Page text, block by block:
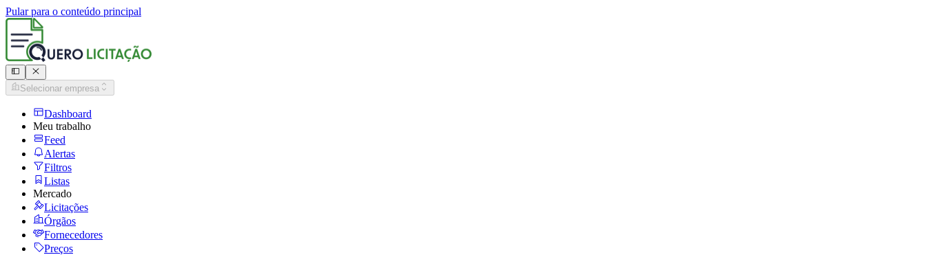
Pular para o conteúdo principal
Selecionar empresa
Dashboard
Meu trabalho
Feed
Alertas
Filtros
Listas
Mercado
Licitações
Órgãos
Fornecedores
Preços